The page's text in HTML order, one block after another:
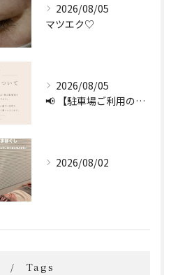
2026/08/05
マツエク♡
2026/08/05
📢 【駐車場ご利用のお願い】 🚗
2026/08/02
Tags